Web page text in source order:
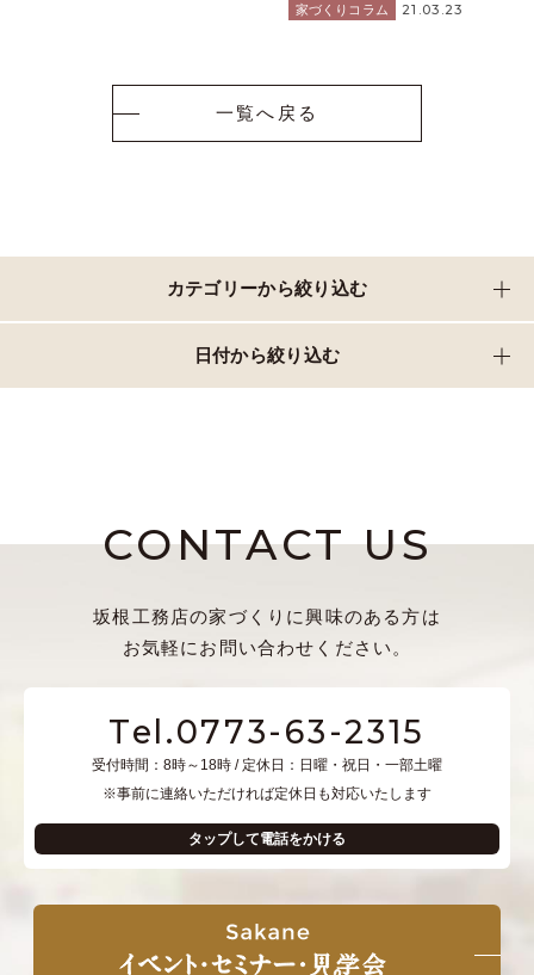
家づくりコラム 21.03.23
一覧へ戻る
カテゴリーから絞り込む
日付から絞り込む
CONTACT US
坂根工務店の家づくりに興味のある方は
お気軽にお問い合わせください。
Tel.0773-63-2315
受付時間：8時～18時 / 定休日：日曜・祝日・一部土曜
※事前に連絡いただければ定休日も対応いたします
タップして電話をかける